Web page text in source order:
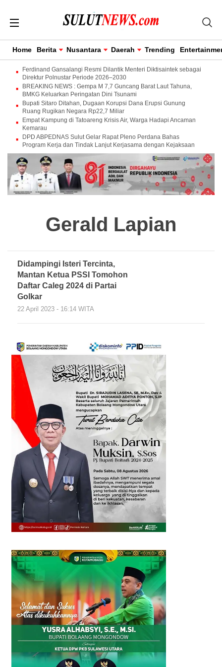
Home Berita Nusantara Daerah Trending
Ferdinand Gansalangi Resmi Dilantik Menteri Diktisaintek sebagai
Direktur Polnustar Periode 2026–2030
BREAKING NEWS : Gempa M 7,7 Guncang Barat Laut Tahuna,
BMKG Keluarkan Peringatan Dini Tsunami
Bupati Sitaro Ditahan, Dugaan Korupsi Dana Erupsi Gunung
Ruang Rugikan Negara Rp22,7 Miliar
Empat Kampung di Tatoareng Krisis Air, Warga Hadapi Ancaman
Kemarau
DPD ABPEDNAS Sulut Gelar Rapat Pleno Perdana Bahas
Program Kerja dan Tindak Lanjut Kerjasama dengan Kejaksaan
Gerald Lapian
Didampingi Isteri Tercinta,
Mantan Ketua PSSI Tomohon
Daftar Caleg 2024 di Partai
Golkar
22 April 2023 - 16:14 WITA